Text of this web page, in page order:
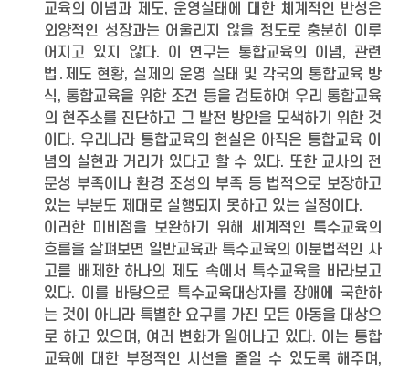
교육의 이념과 제도, 운영실태에 대한 체계적인 반성은
외양적인 성장과는 어울리지 않을 정도로 충분히 이루
어지고 있지 않다. 이 연구는 통합교육의 이념, 관련
법․제도 현황, 실제의 운영 실태 및 각국의 통합교육 방
식, 통합교육을 위한 조건 등을 검토하여 우리 통합교육
의 현주소를 진단하고 그 발전 방안을 모색하기 위한 것
이다. 우리나라 통합교육의 현실은 아직은 통합교육 이
념의 실현과 거리가 있다고 할 수 있다. 또한 교사의 전
문성 부족이나 환경 조성의 부족 등 법적으로 보장하고
있는 부분도 제대로 실행되지 못하고 있는 실정이다.
이러한 미비점을 보완하기 위해 세계적인 특수교육의
흐름을 살펴보면 일반교육과 특수교육의 이분법적인 사
고를 배제한 하나의 제도 속에서 특수교육을 바라보고
있다. 이를 바탕으로 특수교육대상자를 장애에 국한하
는 것이 아니라 특별한 요구를 가진 모든 아동을 대상으
로 하고 있으며, 여러 변화가 일어나고 있다. 이는 통합
교육에 대한 부정적인 시선을 줄일 수 있도록 해주며,